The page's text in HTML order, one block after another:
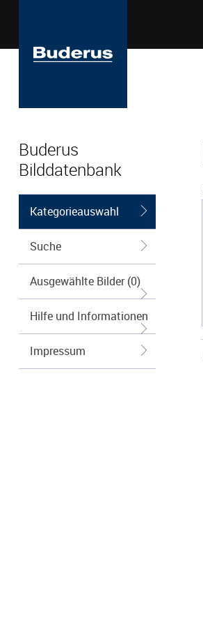
Buderus
Bilddatenbank
Kategorieauswahl
Suche
Ausgewählte Bilder (0)
Hilfe und Informationen
Impressum